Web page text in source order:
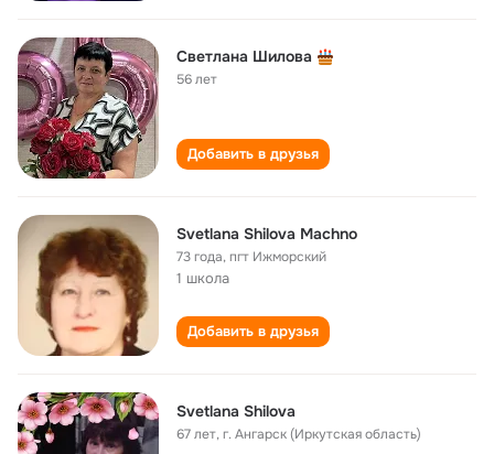
Светлана Шилова
56 лет
Добавить в друзья
Svetlana Shilova Machno
73 года,пгт Ижморский
1 школа
Добавить в друзья
Svetlana Shilova
67 лет,г. Ангарск (Иркутская область)